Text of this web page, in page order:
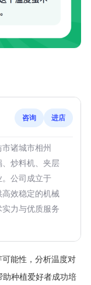
咨询 进店
诸城市相州
炒料机、夹层
公司成立于
高效稳定的机械
力与优质服务
能性，分析温度对
种植爱好者成功培